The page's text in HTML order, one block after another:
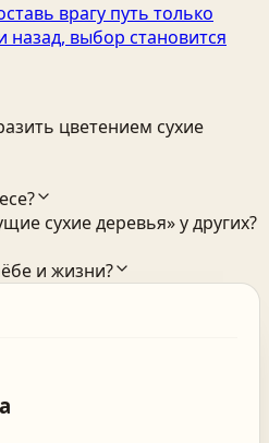
врагу путь только
назад, выбор становится
цветением сухие
сухие деревья» у других?
и жизни?